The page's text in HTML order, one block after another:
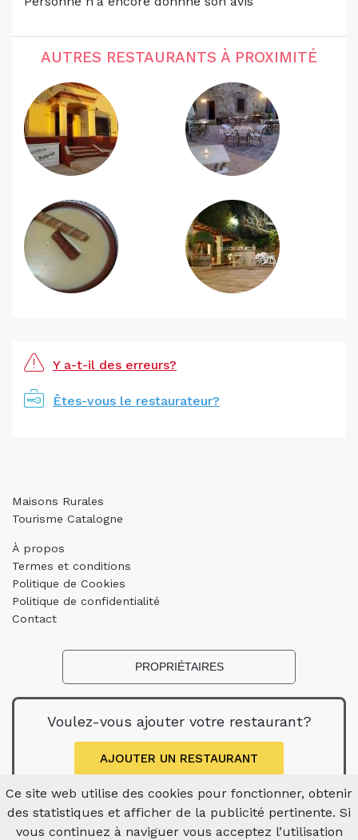
AUTRES RESTAURANTS À PROXIMITÉ
Y a-t-il des erreurs?
Êtes-vous le restaurateur?
Maisons Rurales
Tourisme Catalogne
À propos
Termes et conditions
Politique de Cookies
Politique de confidentialité
Contact
PROPRIÉTAIRES
Voulez-vous ajouter votre restaurant?
AJOUTER UN RESTAURANT
Ce site web utilise des cookies pour fonctionner, obtenir
des statistiques et afficher de la publicité pertinente. Si
vous continuez à naviguer vous acceptez l’utilisation